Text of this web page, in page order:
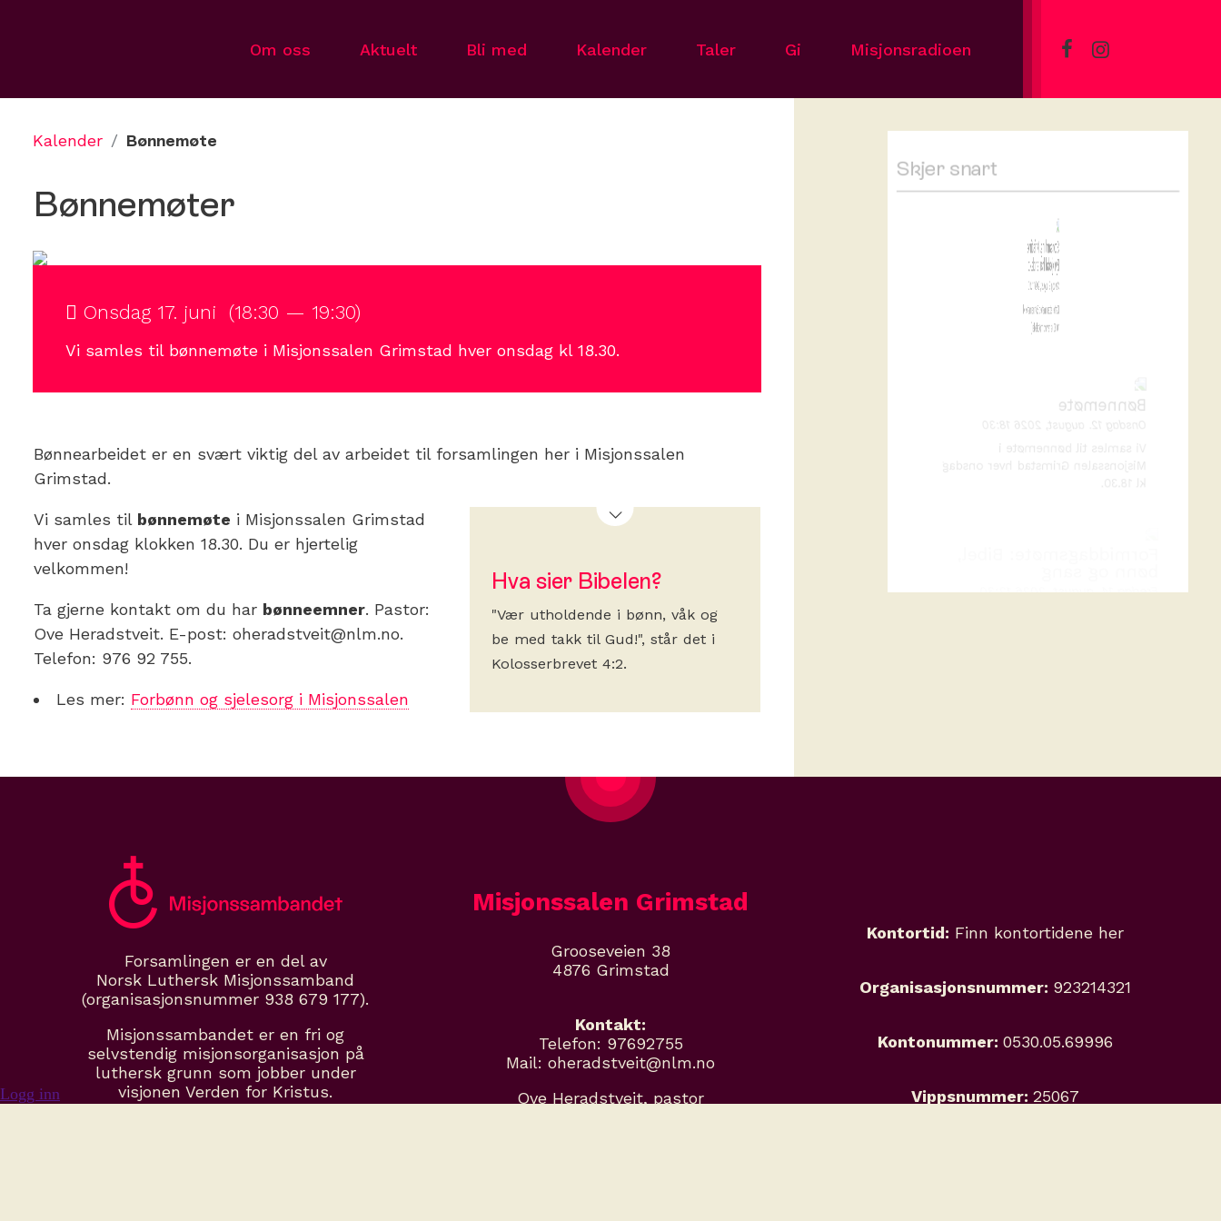
Om oss Aktuelt Bli med Kalender Taler Gi Misjonsradioen
Kalender / Bønnemøte
Bønnemøter
Onsdag 17. juni (18:30 — 19:30)
Vi samles til bønnemøte i Misjonssalen Grimstad hver onsdag kl 18.30.
Bønnearbeidet er en svært viktig del av arbeidet til forsamlingen her i Misjonssalen
Grimstad.
Hva sier Bibelen?
"Vær utholdende i bønn, våk og
be med takk til Gud!", står det i
Kolosserbrevet 4:2.
Vi samles til bønnemøte i Misjonssalen Grimstad
hver onsdag klokken 18.30. Du er hjertelig
velkommen!
Ta gjerne kontakt om du har bønneemner. Pastor:
Ove Heradstveit. E-post: oheradstveit@nlm.no.
Telefon: 976 92 755.
Les mer: Forbønn og sjelesorg i Misjonssalen
Skjer snart
Storsamling. Kristine
Byrkjedal har andakt
Søndag 9. august, 2026 11:00
Kaffe etter møtet Bønnemøte kl
10.30 (ansvar: møteleder)
Onsdag 12. august, 2026 18:30
Vi samles til bønnemøte i
Misjonssalen Grimstad hver onsdag
kl 18.30.
Forsamlingen er en del av
Norsk Luthersk Misjonssamband
(organisasjonsnummer 938 679 177).
Misjonssambandet er en fri og
selvstendig misjonsorganisasjon på
luthersk grunn som jobber under
visjonen Verden for Kristus.
Misjonssalen Grimstad
Grooseveien 38
4876 Grimstad
Kontakt:
Telefon: 97692755
Mail: oheradstveit@nlm.no
Ove Heradstveit, pastor
Kontortid: Finn kontortidene her
Organisasjonsnummer: 923214321
Kontonummer:0530.05.69996
Vippsnummer:25067
Logg inn